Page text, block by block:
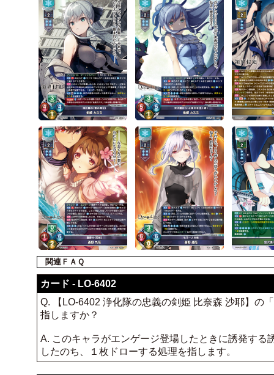
関連ＦＡＱ
カード - LO-6402
Q. 【LO-6402 浄化隊の忠義の剣姫 比奈森 沙耶】の
指しますか？
A. このキャラがエンゲージ登場したときに誘発す
したのち、１枚ドローする処理を指します。